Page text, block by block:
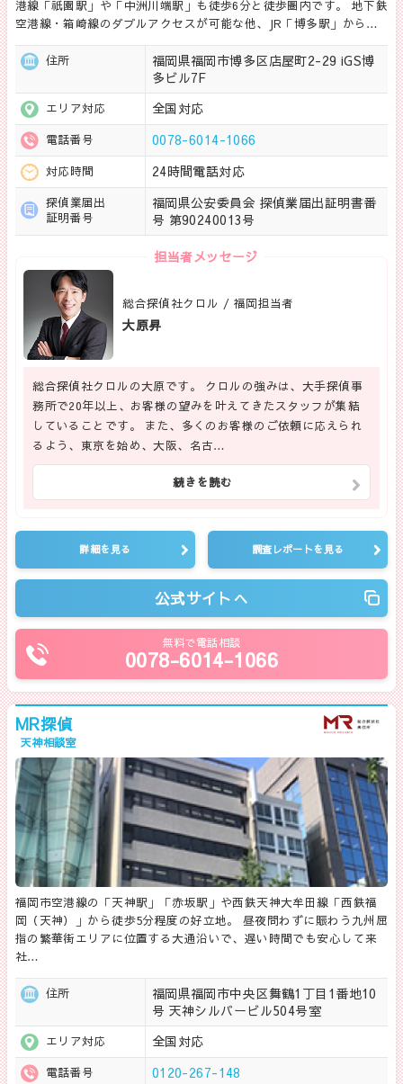
港線「祇園駅」や「中洲川端駅」も徒歩6分と徒歩圏内です。 地下鉄
空港線・箱崎線のダブルアクセスが可能な他、JR「博多駅」から…
住所
福岡県福岡市博多区店屋町2-29 iGS博
多ビル7F
エリア対応 全国対応
電話番号 0078-6014-1066
対応時間 24時間電話対応
探偵業届出
証明番号
福岡県公安委員会 探偵業届出証明書番
号 第90240013号
担当者メッセージ
総合探偵社クロル / 福岡担当者
大原昇
総合探偵社クロルの大原です。 クロルの強みは、大手探偵事
務所で20年以上、お客様の望みを叶えてきたスタッフが集結
していることです。 また、多くのお客様のご依頼に応えられ
るよう、東京を始め、大阪、名古…
続きを読む
詳細を見る 調査レポートを見る
公式サイトへ
無料で電話相談
0078-6014-1066
MR探偵
天神相談室
福岡市空港線の「天神駅」「赤坂駅」や西鉄天神大牟田線「西鉄福
岡（天神）」から徒歩5分程度の好立地。 昼夜問わずに賑わう九州屈
指の繁華街エリアに位置する大通沿いで、遅い時間でも安心して来
社…
住所
福岡県福岡市中央区舞鶴1丁目1番地10
号 天神シルバービル504号室
エリア対応 全国対応
電話番号 0120-267-148